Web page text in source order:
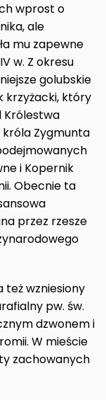
wprost o
ale
mu zapewne
w. Z okresu
golubskie
krzyżacki, który
Królestwa
króla Zygmunta
i Kopernik
Obecnie ta
przez rzesze
wzniesiony
pw. św.
dzwonem i
W mieście
zachowanych